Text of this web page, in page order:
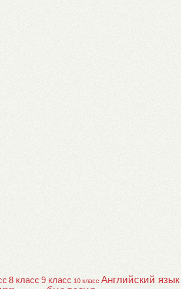
8 класс 9 класс 10 класс Английский язык